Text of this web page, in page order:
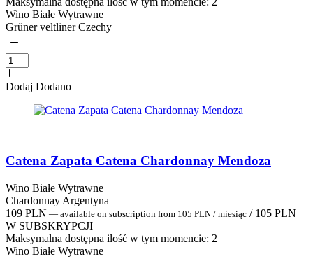
Wino Białe Wytrawne
Grüner veltliner Czechy
Dodaj Dodano
Catena Zapata Catena Chardonnay Mendoza
Wino Białe Wytrawne
Chardonnay Argentyna
109 PLN — available on subscription from 105 PLN / miesiąc / 105 PLN
W SUBSKRYPCJI
Maksymalna dostępna ilość w tym momencie: 2
Wino Białe Wytrawne